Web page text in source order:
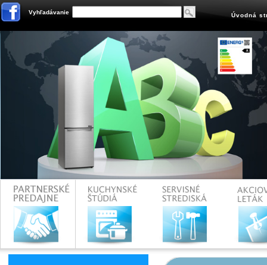
Vyhľadávanie Úvodná